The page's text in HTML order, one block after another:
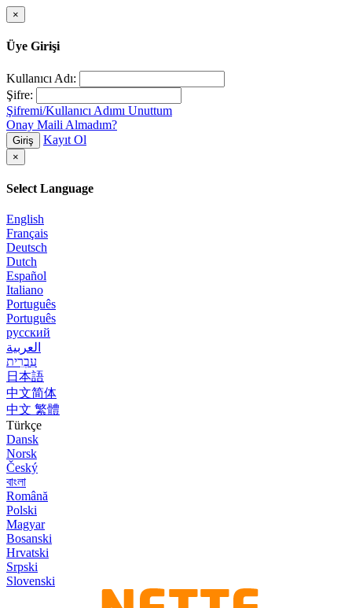
×
Üye Girişi
Kullanıcı Adı:
Şifre:
Şifremi/Kullanıcı Adımı Unuttum
Onay Maili Almadım?
Giriş Kayıt Ol
×
Select Language
English
Français
Deutsch
Dutch
Español
Italiano
Português
Português
русский
العربية
עִבְרִית
日本語
中文简体
中文 繁體
Türkçe
Dansk
Norsk
Český
বাংলা
Română
Polski
Magyar
Bosanski
Hrvatski
Srpski
Slovenski